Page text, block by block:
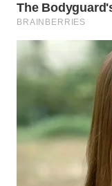
WN
BOGOR
WN
DEPOK
WN
TAPANULI
UTARA
WN